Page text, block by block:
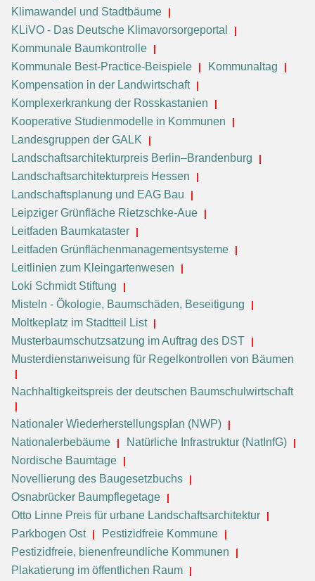
Klimawandel und Stadtbäume
KLiVO - Das Deutsche Klimavorsorgeportal
Kommunale Baumkontrolle
Kommunale Best-Practice-Beispiele
Kommunaltag
Kompensation in der Landwirtschaft
Komplexerkrankung der Rosskastanien
Kooperative Studienmodelle in Kommunen
Landesgruppen der GALK
Landschaftsarchitekturpreis Berlin–Brandenburg
Landschaftsarchitekturpreis Hessen
Landschaftsplanung und EAG Bau
Leipziger Grünfläche Rietzschke-Aue
Leitfaden Baumkataster
Leitfaden Grünflächenmanagementsysteme
Leitlinien zum Kleingartenwesen
Loki Schmidt Stiftung
Misteln - Ökologie, Baumschäden, Beseitigung
Moltkeplatz im Stadtteil List
Musterbaumschutzsatzung im Auftrag des DST
Musterdienstanweisung für Regelkontrollen von Bäumen
Nachhaltigkeitspreis der deutschen Baumschulwirtschaft
Nationaler Wiederherstellungsplan (NWP)
Nationalerbebäume
Natürliche Infrastruktur (NatInfG)
Nordische Baumtage
Novellierung des Baugesetzbuchs
Osnabrücker Baumpflegetage
Otto Linne Preis für urbane Landschaftsarchitektur
Parkbogen Ost
Pestizidfreie Kommune
Pestizidfreie, bienenfreundliche Kommunen
Plakatierung im öffentlichen Raum